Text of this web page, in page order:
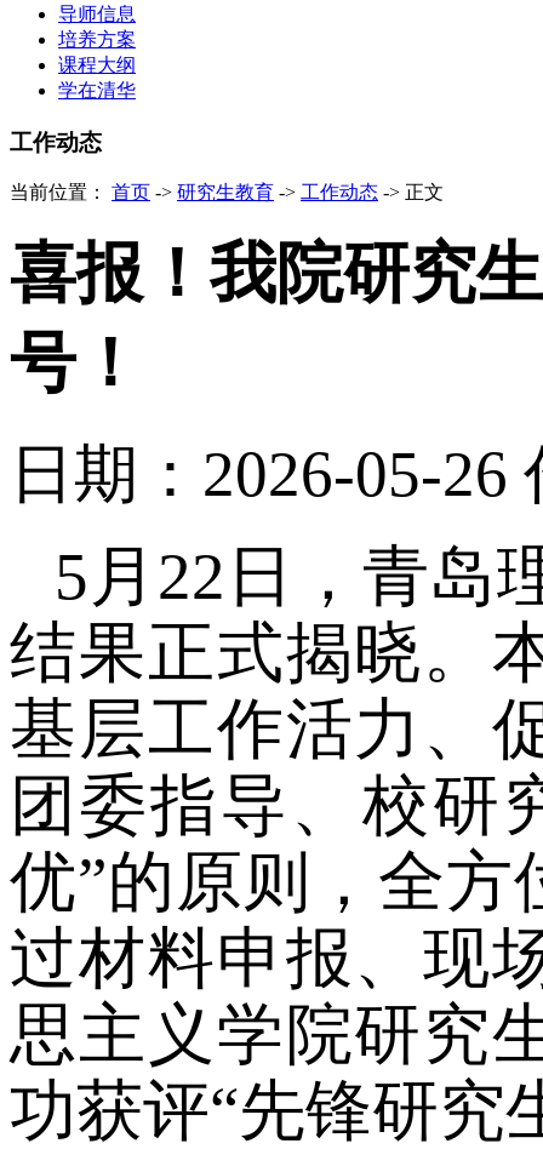
导师信息
培养方案
课程大纲
学在清华
工作动态
当前位置： 首页 -> 研究生教育 -> 工作动态 -> 正文
喜报！我院研究
号！
日期：2026-05-26
5月22日，青岛
结果正式揭晓。
基层工作活力、
团委指导、校研
优”的原则，全
过材料申报、现
思主义学院研究
功获评“先锋研究